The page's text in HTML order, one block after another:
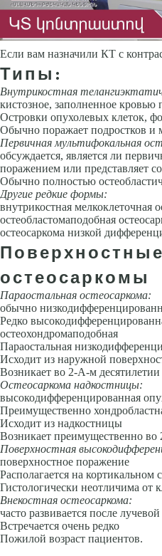
Если вам назначили КТ с
Типы:
Внутрикостная
кистозное, заполненное кровью
Островки опухолевых клеток,
Обычно поражает подростков и
Первичная мультифокальная
обсуждается, является ли
поражением или представляет
Обычно полностью
Другие редкие формы:
внутрикостная мелкоклеточная
остеобластомаподобная
остеосаркома низкой
Поверхностные
остеосаркомы
Параостальная остеосаркома:
обычно
Редко
остеохондромаподобная
Параостальная
Исходит из наружной
Возникает во 2-А-м
Остеосаркома надкостницы:
высокодифференцированная
Преимущественно
Исходит из надкостницы
Возникает преимущественно во
Поверхностная
поверхностное поражение
Располагается на кортикальном
Гистологически неотличима от
Внекостная остеосаркома:
часто развивается после
Встречается очень редко
Пожилой возраст пациентов.